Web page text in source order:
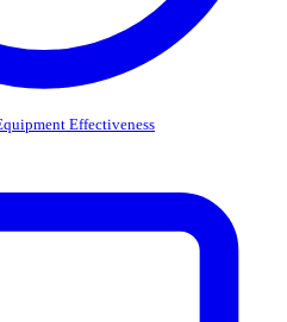
Effectiveness